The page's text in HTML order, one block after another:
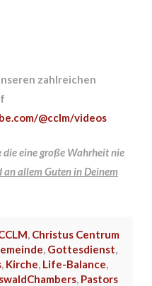
zahlreichen
@cclm/videos
die eine große Wahrheit nie
an allem Guten in Deinem
Christus Centrum
Gottesdienst
, Kirche Life-Balance
, Pastors